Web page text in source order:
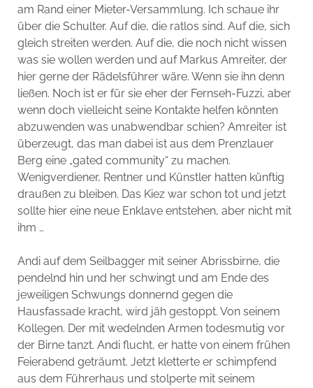
am Rand einer Mieter-Versammlung. Ich schaue ihr
über die Schulter. Auf die, die ratlos sind. Auf die, sich
gleich streiten werden. Auf die, die noch nicht wissen
was sie wollen werden und auf Markus Amreiter, der
hier gerne der Rädelsführer wäre. Wenn sie ihn denn
ließen. Noch ist er für sie eher der Fernseh-Fuzzi, aber
wenn doch vielleicht seine Kontakte helfen könnten
abzuwenden was unabwendbar schien? Amreiter ist
überzeugt, das man dabei ist aus dem Prenzlauer
Berg eine „gated community“ zu machen.
Wenigverdiener, Rentner und Künstler hatten künftig
draußen zu bleiben. Das Kiez war schon tot und jetzt
sollte hier eine neue Enklave entstehen, aber nicht mit
ihm …
Andi auf dem Seilbagger mit seiner Abrissbirne, die
pendelnd hin und her schwingt und am Ende des
jeweiligen Schwungs donnernd gegen die
Hausfassade kracht, wird jäh gestoppt. Von seinem
Kollegen. Der mit wedelnden Armen todesmutig vor
der Birne tanzt. Andi flucht, er hatte von einem frühen
Feierabend geträumt. Jetzt kletterte er schimpfend
aus dem Führerhaus und stolperte mit seinem